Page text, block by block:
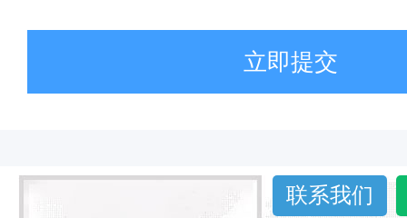
立即提交
联系我们